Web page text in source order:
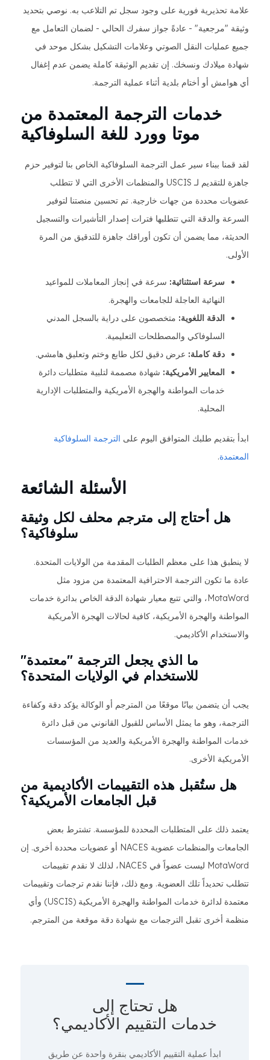
علامة تحذيرية فورية على وجود سجل تم التلاعب به. نوصي بتحديد
وثيقة "مرجعية" - عادةً جواز سفرك الحالي - لضمان التعامل مع
جميع عمليات النقل الصوتي وعلامات التشكيل بشكل موحد في
شهادة ميلادك ونسخك. إن تقديم الوثيقة كاملة يضمن عدم إغفال
أي هوامش أو أختام بلدية أثناء عملية الترجمة.
خدمات الترجمة المعتمدة من
موتا وورد للغة السلوفاكية
لقد قمنا ببناء سير عمل الترجمة السلوفاكية الخاص بنا لتوفير حزم
جاهزة للتقديم لـ USCIS والمنظمات الأخرى التي لا تتطلب
عضويات محددة من جهات خارجية. تم تحسين منصتنا لتوفير
السرعة والدقة التي تتطلبها فترات إصدار التأشيرات والتسجيل
الحديثة، مما يضمن أن تكون أوراقك جاهزة للتدقيق من المرة
الأولى.
سرعة استثنائية: سرعة في إنجاز المعاملات للمواعيد
النهائية العاجلة للجامعات والهجرة.
الدقة اللغوية: متخصصون على دراية بالسجل المدني
السلوفاكي والمصطلحات التعليمية.
دقة كاملة: عرض دقيق لكل طابع وختم وتعليق هامشي.
المعايير الأمريكية: شهادة مصممة لتلبية متطلبات دائرة
خدمات المواطنة والهجرة الأمريكية والمتطلبات الإدارية
المحلية.
ابدأ بتقديم طلبك المتوافق اليوم على الترجمة السلوفاكية
المعتمدة.
الأسئلة الشائعة
هل أحتاج إلى مترجم محلف لكل وثيقة
سلوفاكية؟
لا ينطبق هذا على معظم الطلبات المقدمة من الولايات المتحدة.
عادة ما تكون الترجمة الاحترافية المعتمدة من مزود مثل
MotaWord، والتي تتبع معيار شهادة الدقة الخاص بدائرة خدمات
المواطنة والهجرة الأمريكية، كافية لحالات الهجرة الأمريكية
والاستخدام الأكاديمي.
ما الذي يجعل الترجمة "معتمدة"
للاستخدام في الولايات المتحدة؟
يجب أن يتضمن بيانًا موقعًا من المترجم أو الوكالة يؤكد دقة وكفاءة
الترجمة، وهو ما يمثل الأساس للقبول القانوني من قبل دائرة
خدمات المواطنة والهجرة الأمريكية والعديد من المؤسسات
الأمريكية الأخرى.
هل ستُقبل هذه التقييمات الأكاديمية من
قبل الجامعات الأمريكية؟
يعتمد ذلك على المتطلبات المحددة للمؤسسة. تشترط بعض
الجامعات والمنظمات عضوية NACES أو عضويات محددة أخرى. إن
MotaWord ليست عضواً في NACES، لذلك لا نقدم تقييمات
تتطلب تحديداً تلك العضوية. ومع ذلك، فإننا نقدم ترجمات وتقييمات
معتمدة لدائرة خدمات المواطنة والهجرة الأمريكية (USCIS) وأي
منظمة أخرى تقبل الترجمات مع شهادة دقة موقعة من المترجم.
هل تحتاج إلى
خدمات التقييم الأكاديمي؟
ابدأ عملية التقييم الأكاديمي بنقرة واحدة عن طريق